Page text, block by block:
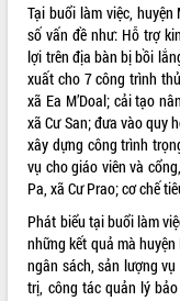
tầng kỹ thuật Cụm công
Tiến
Gặp mặt các cơ quan báo
niệm 101 năm Ngày Báo chí
mạng Việt Nam
Đắk Lắk sơ kết 4 năm triển
hiện Đề án 06 của Chính phủ
Họp báo thông tin về Hội
Quy hoạch và Xúc tiến đầu
Lắk
Khơi thông điểm nghẽn, đẩy
giải ngân vốn khắc phục
Tại buổi làm việc, huyện
số vấn đề như: Hỗ trợ
lợi trên địa bàn bị bồi
xuất cho 7 công trình
xã Ea M’Doal; cải tạo
xã Cư San; đưa vào quy
xây dựng công trình
vụ cho giáo viên và
Pa, xã Cư Prao; cơ chế
Phát biểu tại buổi làm
những kết quả mà
ngân sách, sản lượng
trị, công tác quản lý